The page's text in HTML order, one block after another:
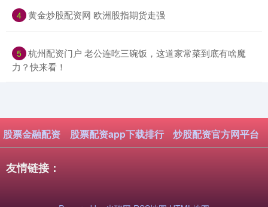
4 ​黄金炒股配资网 欧洲股指期货走强
5 ​杭州配资门户 老公连吃三碗饭，这道家常菜到底有啥魔
力？快来看！
股票金融配资 股票配资app下载排行 炒股配资官方网平台
友情链接：